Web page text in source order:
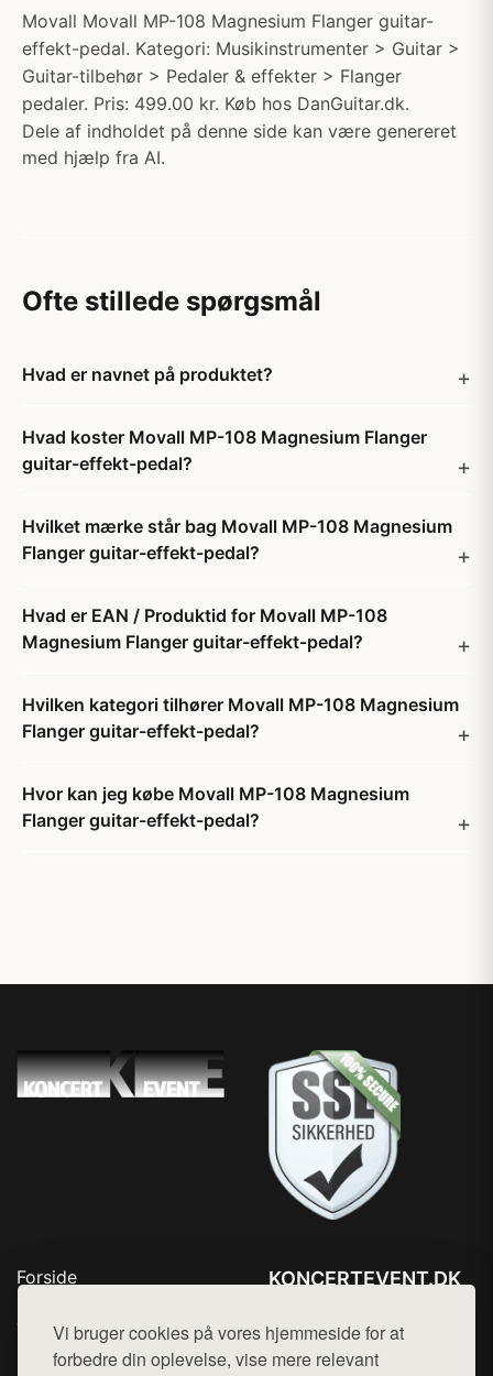
Vi bruger cookies på vores hjemmeside for at
forbedre din oplevelse, vise mere relevant
Movall Movall MP-108 Magnesium Flanger guitar-
effekt-pedal. Kategori: Musikinstrumenter > Guitar >
Guitar-tilbehør > Pedaler & effekter > Flanger
pedaler. Pris: 499.00 kr. Køb hos DanGuitar.dk.
Dele af indholdet på denne side kan være genereret
med hjælp fra AI.
Ofte stillede spørgsmål
Hvad er navnet på produktet?
Hvad koster Movall MP-108 Magnesium Flanger
guitar-effekt-pedal?
Hvilket mærke står bag Movall MP-108 Magnesium
Flanger guitar-effekt-pedal?
Hvad er EAN / Produktid for Movall MP-108
Magnesium Flanger guitar-effekt-pedal?
Hvilken kategori tilhører Movall MP-108 Magnesium
Flanger guitar-effekt-pedal?
Hvor kan jeg købe Movall MP-108 Magnesium
Flanger guitar-effekt-pedal?
Forside
Top Rabatter
Blog
KONCERTEVENT.DK
Mail: hej@want.dk